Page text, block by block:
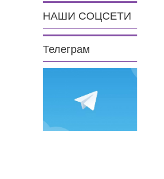
НАШИ СОЦСЕТИ
Телеграм